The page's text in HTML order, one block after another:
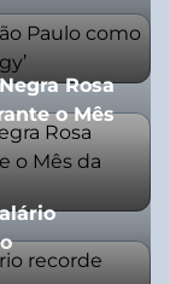
Rosa
o Mês